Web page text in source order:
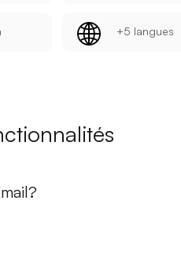
de compte ?
+5 langues